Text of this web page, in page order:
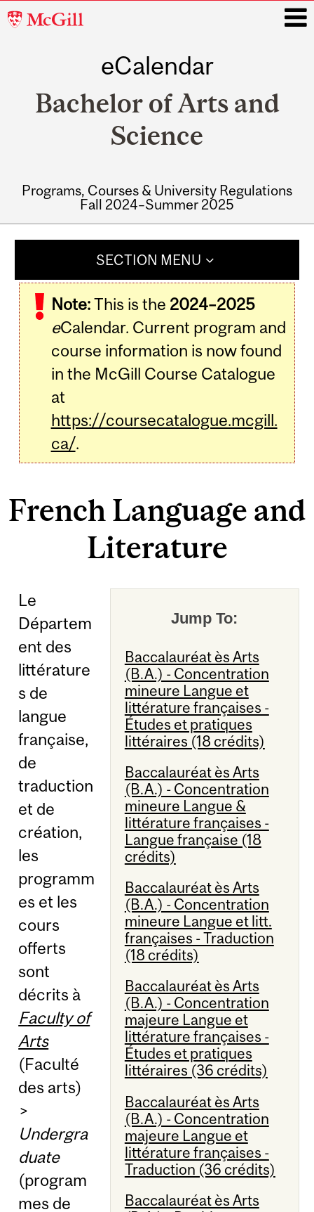
McGill
eCalendar
Bachelor of Arts and
Science
Programs, Courses & University Regulations
Fall 2024–Summer 2025
SECTION MENU
Note:This is the 2024–2025
eCalendar. Current program and
course information is now found
in the McGill Course Catalogue
at
https://coursecatalogue.mcgill.
ca/.
French Language and
Literature
Jump To:
Baccalauréat ès Arts
(B.A.) - Concentration
mineure Langue et
littérature françaises -
Études et pratiques
littéraires (18 crédits)
Baccalauréat ès Arts
(B.A.) - Concentration
mineure Langue &
littérature françaises -
Langue française (18
crédits)
Baccalauréat ès Arts
(B.A.) - Concentration
mineure Langue et litt.
françaises - Traduction
(18 crédits)
Baccalauréat ès Arts
(B.A.) - Concentration
majeure Langue et
littérature françaises -
Études et pratiques
littéraires (36 crédits)
Baccalauréat ès Arts
(B.A.) - Concentration
majeure Langue et
littérature françaises -
Traduction (36 crédits)
Baccalauréat ès Arts
Le
Départem
ent des
littérature
s de
langue
française,
de
traduction
et de
création,
les
programm
es et les
cours
offerts
sont
décrits à
Faculty of
Arts
(Faculté
des arts)
>
Undergra
duate
(program
mes de